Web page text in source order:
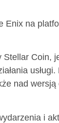
na
Coin,
nad
i